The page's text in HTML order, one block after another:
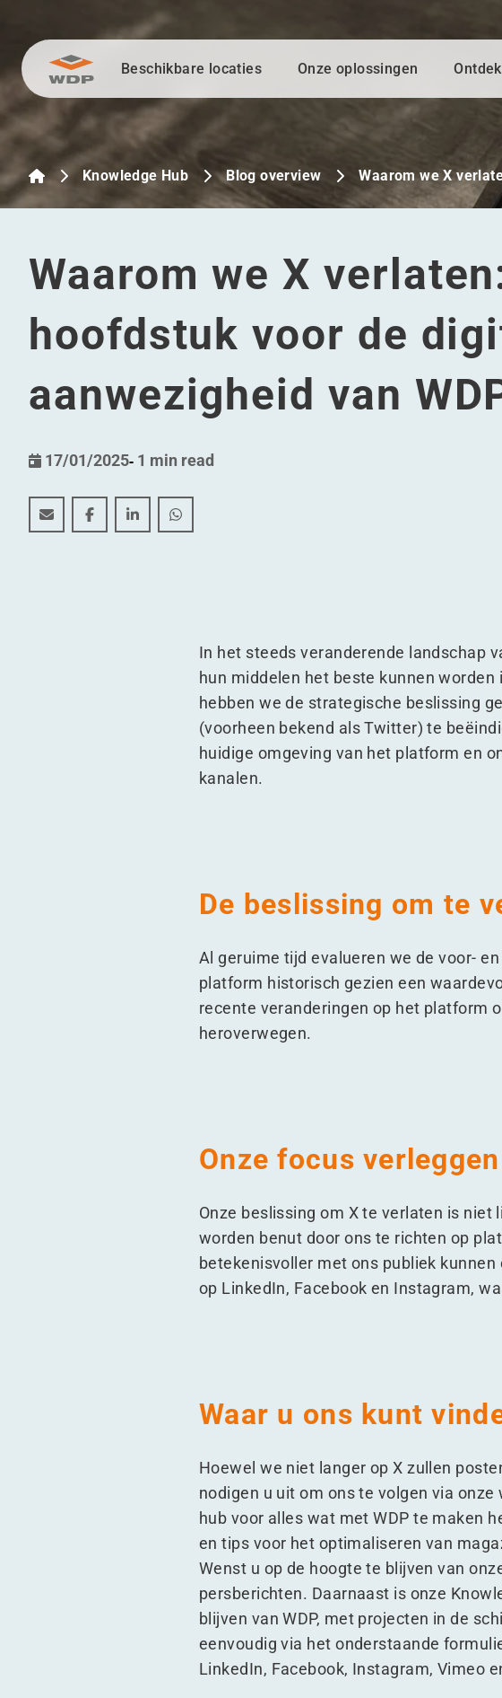
Ga naar inhoudBeschikbare locaties Onze oplossingen
Knowledge Hub Blog overview Waarom we X
Waarom we X
hoofdstuk voor de
aanwezigheid van
17/01/2025- 1 min read
Waarom we X verlaten: Een nieuw hoofdstuk voor de digitale
Waarom we X verlaten: Een nieuw hoofdstuk voor de digitale
Waarom we X verlaten: Een nieuw hoofdstuk voor de
Waarom we X verlaten: Een nieuw hoofdstuk
In het steeds veranderende landschap
hun middelen het beste kunnen
hebben we de strategische beslissing
(voorheen bekend als Twitter) te
huidige omgeving van het platform en
kanalen.
De beslissing om te
Al geruime tijd evalueren we de voor-
platform historisch gezien een
recente veranderingen op het platform
heroverwegen.
Onze focus verleggen
Onze beslissing om X te verlaten is
worden benut door ons te richten op
betekenisvoller met ons publiek
op LinkedIn, Facebook en Instagram,
Waar u ons kunt
Hoewel we niet langer op X zullen
nodigen u uit om ons te volgen via
hub voor alles wat met WDP te maken
en tips voor het optimaliseren van
Wenst u op de hoogte te blijven van
persberichten. Daarnaast is onze
blijven van WDP, met projecten in de
eenvoudig via het onderstaande
LinkedIn, Facebook, Instagram, Vimeo